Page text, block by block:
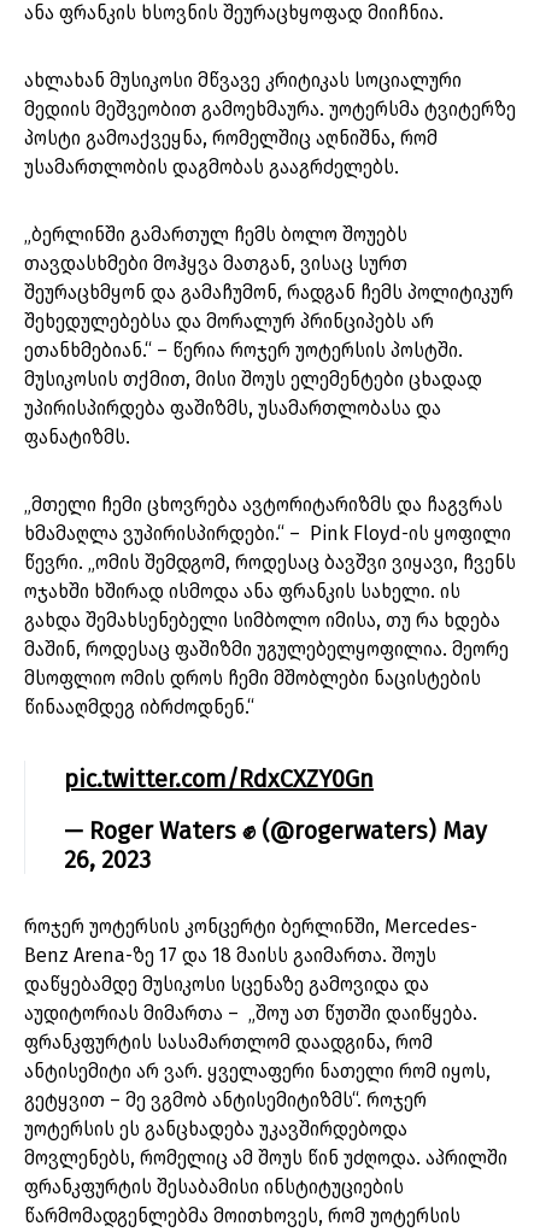
ანა ფრანკის ხსოვნის შეურაცხყოფად მიიჩნია.
ახლახან მუსიკოსი მწვავე კრიტიკას სოციალური
მედიის მეშვეობით გამოეხმაურა. უოტერსმა ტვიტერზე
პოსტი გამოაქვეყნა, რომელშიც აღნიშნა, რომ
უსამართლობის დაგმობას გააგრძელებს.
„ბერლინში გამართულ ჩემს ბოლო შოუებს
თავდასხმები მოჰყვა მათგან, ვისაც სურთ
შეურაცხმყონ და გამაჩუმონ, რადგან ჩემს პოლიტიკურ
შეხედულებებსა და მორალურ პრინციპებს არ
ეთანხმებიან.“ – წერია როჯერ უოტერსის პოსტში.
მუსიკოსის თქმით, მისი შოუს ელემენტები ცხადად
უპირისპირდება ფაშიზმს, უსამართლობასა და
ფანატიზმს.
„მთელი ჩემი ცხოვრება ავტორიტარიზმს და ჩაგვრას
ხმამაღლა ვუპირისპირდები.“ – Pink Floyd-ის ყოფილი
წევრი. „ომის შემდგომ, როდესაც ბავშვი ვიყავი, ჩვენს
ოჯახში ხშირად ისმოდა ანა ფრანკის სახელი. ის
გახდა შემახსენებელი სიმბოლო იმისა, თუ რა ხდება
მაშინ, როდესაც ფაშიზმი უგულებელყოფილია. მეორე
მსოფლიო ომის დროს ჩემი მშობლები ნაცისტების
წინააღმდეგ იბრძოდნენ.“
pic.twitter.com/RdxCXZY0Gn
— Roger Waters ✊ (@rogerwaters) May
26, 2023
როჯერ უოტერსის კონცერტი ბერლინში, Mercedes-
Benz Arena-ზე 17 და 18 მაისს გაიმართა. შოუს
დაწყებამდე მუსიკოსი სცენაზე გამოვიდა და
აუდიტორიას მიმართა – „შოუ ათ წუთში დაიწყება.
ფრანკფურტის სასამართლომ დაადგინა, რომ
ანტისემიტი არ ვარ. ყველაფერი ნათელი რომ იყოს,
გეტყვით – მე ვგმობ ანტისემიტიზმს“. როჯერ
უოტერსის ეს განცხადება უკავშირდებოდა
მოვლენებს, რომელიც ამ შოუს წინ უძღოდა. აპრილში
ფრანკფურტის შესაბამისი ინსტიტუციების
წარმომადგენლებმა მოითხოვეს, რომ უოტერსის